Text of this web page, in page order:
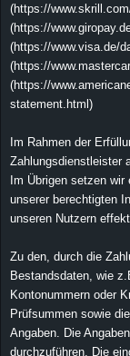
(https://
(https://
(https://www.visa.de/
(https://
(https://
statement.html)
Im Rahmen der
Zahlungsdienstleister
Im Übrigen setzen
unserer berechtigten
unseren Nutzern
Zu den, durch die
Bestandsdaten, wie
Kontonummern oder
Prüfsummen sowie
Angaben. Die
durchzuführen. Die